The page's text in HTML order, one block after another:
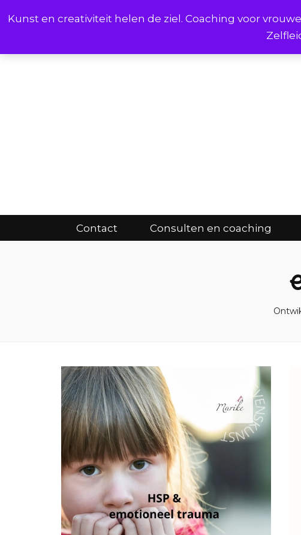
Kunst en creativiteit helen de ziel. Coaching voor
Contact Consulten en coaching
Contact